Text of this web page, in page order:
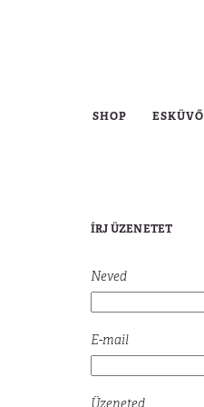
ESKÜVŐ
SHOP
ÍRJ ÜZENETET
Neved
E-mail